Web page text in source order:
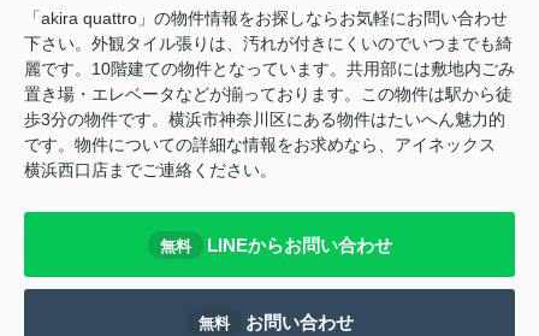
「akira quattro」の物件情報をお探しならお気軽にお問い合わせ
下さい。外観タイル張りは、汚れが付きにくいのでいつまでも綺
麗です。10階建ての物件となっています。共用部には敷地内ごみ
置き場・エレベータなどが揃っております。この物件は駅から徒
歩3分の物件です。横浜市神奈川区にある物件はたいへん魅力的
です。物件についての詳細な情報をお求めなら、アイネックス
横浜西口店までご連絡ください。
無料 LINEからお問い合わせ
無料 お問い合わせ